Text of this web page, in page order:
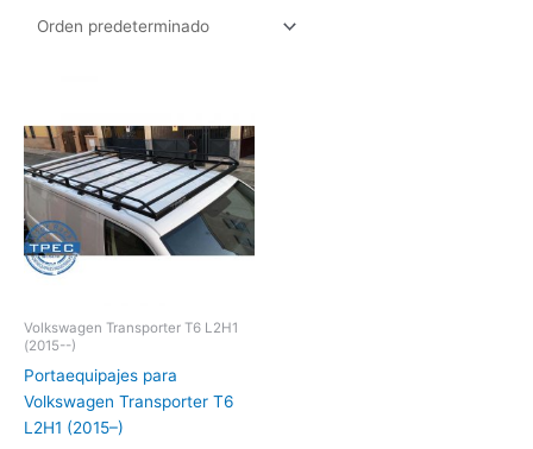
Volkswagen Transporter T6 L2H1
(2015--)
Portaequipajes para
Volkswagen Transporter T6
L2H1 (2015–)